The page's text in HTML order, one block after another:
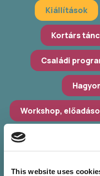
This website uses
Kiállítások
Kortárs tánc
Családi
Workshop,
További szűrés